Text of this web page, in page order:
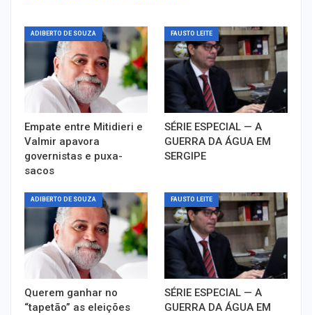
ADIBERTO DE SOUZA
Empate entre Mitidieri e
Valmir apavora
governistas e puxa-
sacos
FAUSTO LEITE
SÉRIE ESPECIAL — A
GUERRA DA ÁGUA EM
SERGIPE
ADIBERTO DE SOUZA
Querem ganhar no
“tapetão” as eleições
FAUSTO LEITE
SÉRIE ESPECIAL — A
GUERRA DA ÁGUA EM